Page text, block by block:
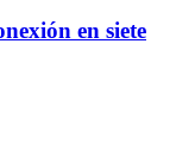
en siete